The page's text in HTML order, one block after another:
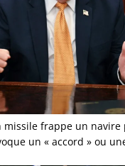
missile frappe un
un « accord » ou